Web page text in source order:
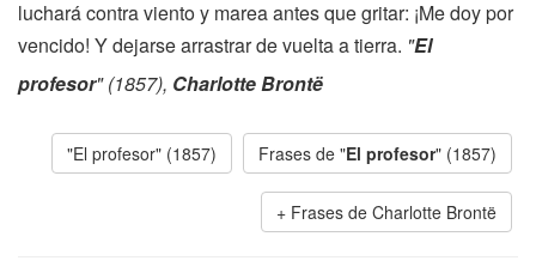
luchará contra viento y marea antes que gritar: ¡Me doy por
vencido! Y dejarse arrastrar de vuelta a tierra. "El
profesor" (1857), Charlotte Brontë
"El profesor" (1857) Frases de "El profesor" (1857)
Frases de Charlotte Brontë